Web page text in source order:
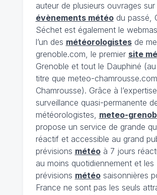
auteur de plusieurs ouvrages sur
évènements météodu passé,
Séchet est également le
l’un des météorologistesde
grenoble.com, le premier site
Grenoble et tout le Dauphiné
titre que meteo-
Chamrousse). Grâce à
surveillance quasi-permanente
météorologistes, meteo-
propose un service de grande
réactif et accessible au grand
prévisions météoà 7 jours
au moins quotidiennement et les
prévisions météosaisonnières
France ne sont pas les seuls